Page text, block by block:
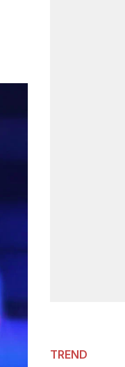
TREND